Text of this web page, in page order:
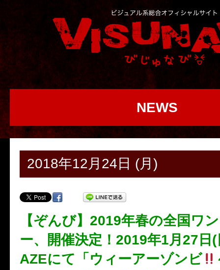
NEWS
2018年12月24日 (月)
【ぞんび】2019年春の全国ワ
ー、開催決定！2019年1月27日
AZEにて「ウィーアーゾンビ